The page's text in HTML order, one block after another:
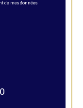
de mes données